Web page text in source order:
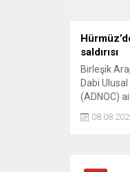
saldırısı
Birleşik
Dabi
(ADNOC)
maruz